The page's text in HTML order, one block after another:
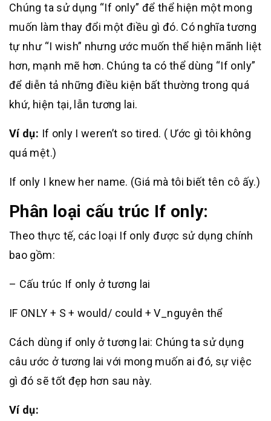
Chúng ta sử dụng “If only” để thể hiện một mong
muốn làm thay đổi một điều gì đó. Có nghĩa tương
tự như “I wish” nhưng ước muốn thể hiện mãnh liệt
hơn, mạnh mẽ hơn. Chúng ta có thể dùng “If only”
để diễn tả những điều kiện bất thường trong quá
khứ, hiện tại, lẫn tương lai.
Ví dụ: If only I weren’t so tired. ( Ước gì tôi không
quá mệt.)
If only I knew her name. (Giá mà tôi biết tên cô ấy.)
Phân loại cấu trúc If only:
Theo thực tế, các loại If only được sử dụng chính
bao gồm:
– Cấu trúc If only ở tương lai
IF ONLY + S + would/ could + V_nguyên thể
Cách dùng if only ở tương lai: Chúng ta sử dụng
câu ước ở tương lai với mong muốn ai đó, sự việc
gì đó sẽ tốt đẹp hơn sau này.
Ví dụ: